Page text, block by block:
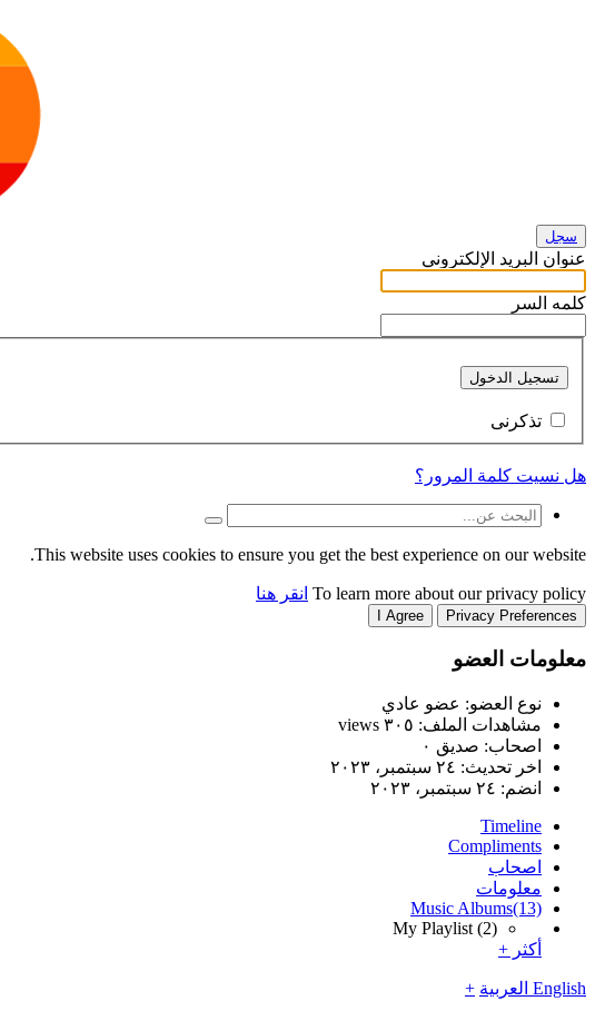
سجل
عنوان البريد الإلكتروني
كلمه السر
تسجيل الدخول
تذكرنى
هل نسيت كلمة المرور؟
This website uses cookies to ensure you get the best experience on our website.
To learn more about our privacy policy انقر هنا
Privacy Preferences
I Agree
معلومات العضو
نوع العضو: عضو عادي
مشاهدات الملف: ٣٠٥ views
اصحاب: صديق ٠
اخر تحديث: ٢٤ سبتمبر، ٢٠٢٣
انضم: ٢٤ سبتمبر، ٢٠٢٣
Timeline
Compliments
اصحاب
معلومات
Music Albums(13)
My Playlist (2)
أكثر +
English العربية +